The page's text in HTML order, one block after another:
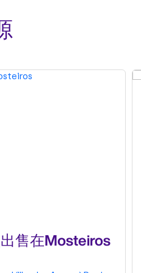
售在Mosteiros